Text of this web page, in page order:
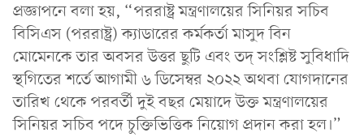
প্রজ্ঞাপনে বলা হয়, “পররাষ্ট্র মন্ত্রণালয়ের সিনিয়র সচিব
বিসিএস (পররাষ্ট্র) ক্যাডারের কর্মকর্তা মাসুদ বিন
মোমেনকে তার অবসর উত্তর ছুটি এবং তদ্ সংশ্লিষ্ট সুবিধাদি
স্থগিতের শর্তে আগামী ৬ ডিসেম্বর ২০২২ অথবা যোগদানের
তারিখ থেকে পরবর্তী দুই বছর মেয়াদে উক্ত মন্ত্রণালয়ের
সিনিয়র সচিব পদে চুক্তিভিত্তিক নিয়োগ প্রদান করা হল।”